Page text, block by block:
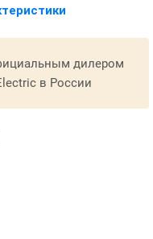
дилером
в России